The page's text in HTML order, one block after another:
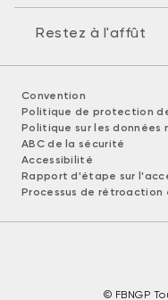
Restez à l'affût
Convention
Politique de protection
Politique sur les données
ABC de la sécurité
Accessibilité
Rapport d'étape sur
Processus de
© FBNGP